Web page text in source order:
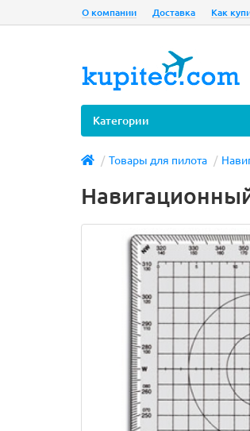
О компании Доставка Как
Категории
Товары для пилота